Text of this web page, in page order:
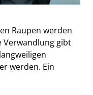
Raupen werden
Verwandlung gibt
werden. Ein